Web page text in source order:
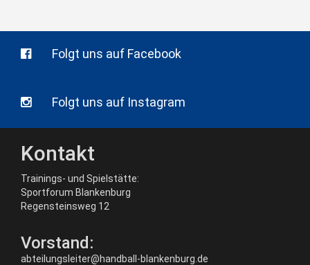
Folgt uns auf Facebook
Folgt uns auf Instagram
Kontakt
Trainings- und Spielstätte:
Sportforum Blankenburg
Regensteinsweg 12
Vorstand:
abteilungsleiter@handball-blankenburg.de